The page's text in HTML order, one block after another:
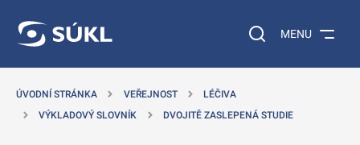
Vyhledávání na
MENU
ÚVODNÍ STRÁNKA VEŘEJNOST
LÉČIVA
VÝKLADOVÝ SLOVNÍK
DVOJITĚ ZASLEPENÁ STUDIE